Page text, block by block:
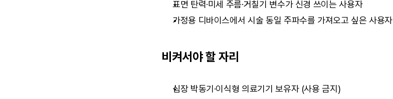
표면 탄력·미세 주름·거칠기 변수가 신경 쓰이는 사용자
가정용 디바이스에서 시술 동일 주파수를 가져오고 싶은 사용자
비켜서야 할 자리
심장 박동기·이식형 의료기기 보유자 (사용 금지)